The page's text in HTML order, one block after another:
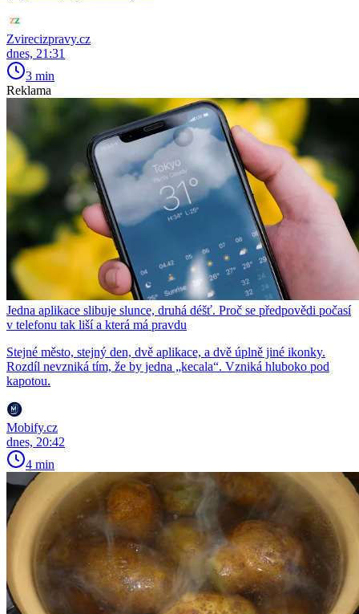
Zvirecizpravy.cz
dnes, 21:31
3 min
Reklama
Jedna aplikace slibuje slunce, druhá déšť. Proč se předpovědi počasí
v telefonu tak liší a která má pravdu
Stejné město, stejný den, dvě aplikace, a dvě úplně jiné ikonky.
Rozdíl nevzniká tím, že by jedna „kecala“. Vzniká hluboko pod
kapotou.
Mobify.cz
dnes, 20:42
4 min